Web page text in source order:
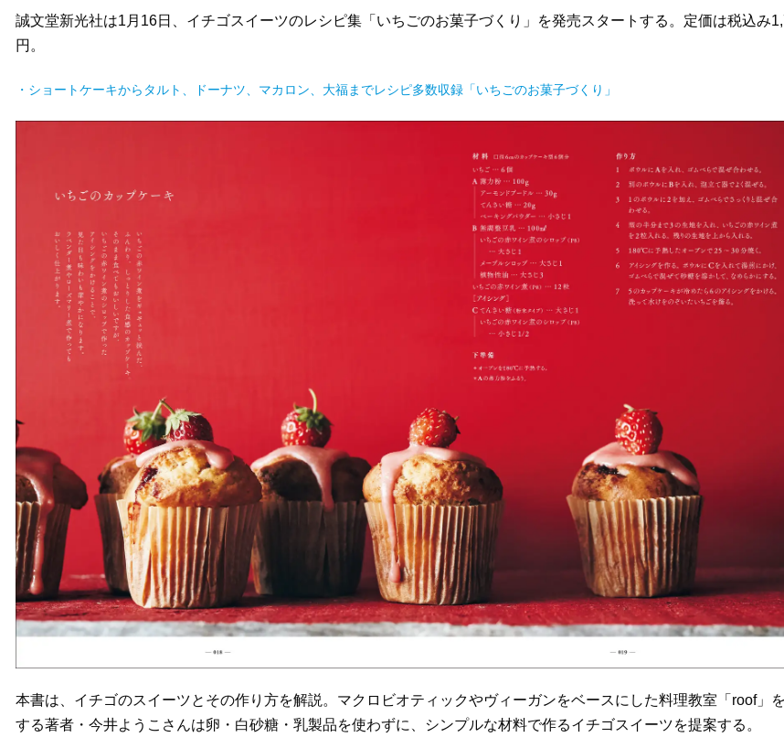
誠文堂新光社は1月16日、イチゴスイーツのレシピ集「いちごのお菓子づくり」を発売スタートする。定価は税込み
円。
・ショートケーキからタルト、ドーナツ、マカロン、大福までレシピ多数収録「いちごのお菓子づくり」
本書は、イチゴのスイーツとその作り方を解説。マクロビオティックやヴィーガンをベースにした料理教室「roof」
する著者・今井ようこさんは卵・白砂糖・乳製品を使わずに、シンプルな材料で作るイチゴスイーツを提案する。